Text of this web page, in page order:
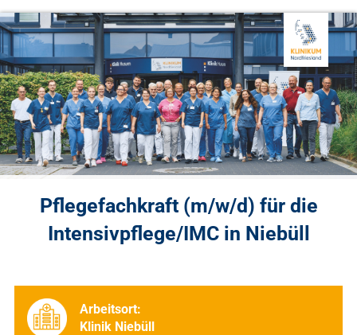
Pflegefachkraft (m/w/d) für die
Intensivpflege/IMC in Niebüll
Arbeitsort:
Klinik Niebüll